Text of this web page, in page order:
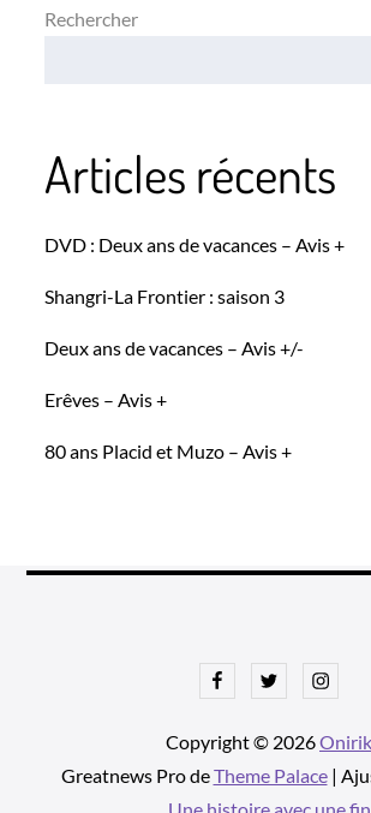
Rechercher
Articles récents
DVD : Deux ans de vacances – Avis +
Shangri-La Frontier : saison 3
Deux ans de vacances – Avis +/-
Erêves – Avis +
80 ans Placid et Muzo – Avis +
FacebookTwitter
Copyright © 2026Onirik
Greatnews Pro deTheme Palace|